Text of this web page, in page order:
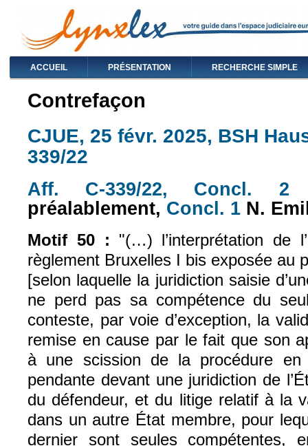
ACCUEIL PRÉSENTATION RECHERCHE SIMPLE
Contrefaçon
CJUE, 25 févr. 2025, BSH
339/22
Aff. C-339/22, (le lien est externe)
Concl. 2
préalablement, Concl. 1 (le lien
N.
Motif 50 : "(…) l’interprétation de
règlement Bruxelles I bis exposée au
[selon laquelle la juridiction saisie
ne perd pas sa compétence du
conteste, par voie d’exception, la
remise en cause par le fait que son
à une scission de la procédure en
pendante devant une juridiction de
du défendeur, et du litige relatif à la
dans un autre État membre, pour
dernier sont seules compétentes,